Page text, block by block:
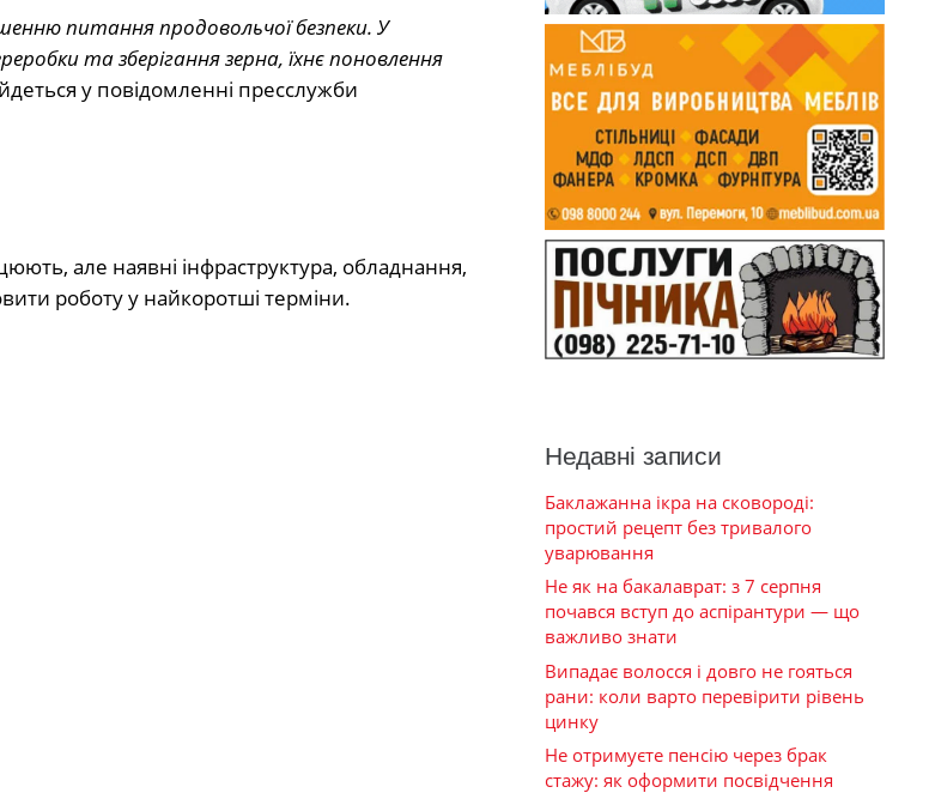
питання продовольчої безпеки. У
та зберігання зерна, їхнє поновлення
у повідомленні пресслужби
але наявні інфраструктура, обладнання,
роботу у найкоротші терміни.
Недавні записи
Баклажанна ікра на сковороді:
простий рецепт без тривалого
уварювання
Не як на бакалаврат: з 7 серпня
почався вступ до аспірантури — що
важливо знати
Випадає волосся і довго не гояться
рани: коли варто перевірити рівень
цинку
Не отримуєте пенсію через брак
стажу: як оформити посвідчення